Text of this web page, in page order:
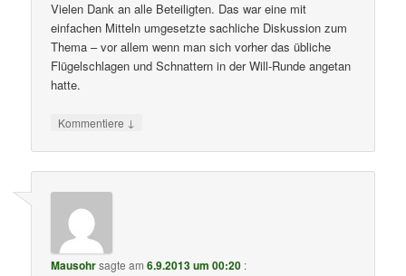
Vielen Dank an alle Beteiligten. Das war eine mit
einfachen Mitteln umgesetzte sachliche Diskussion zum
Thema – vor allem wenn man sich vorher das übliche
Flügelschlagen und Schnattern in der Will-Runde angetan
hatte.
Kommentiere ↓
Mausohrsagte am6.9.2013 um 00:20 :